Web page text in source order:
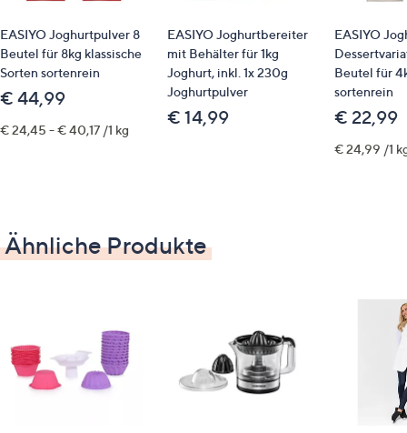
zweistufige, schonende Entsaftung
Edelstahlklinge
Pressschnecke
kompaktes Design
Maße
ca. 3,3 kg
EASIYO Joghurtpulver 8
Beutel für 8kg klassische
Sorten sortenrein
€ 44,99
€ 24,45 - € 40,17 /1 kg
EASIYO Joghurtbereiter
mit Behälter für 1kg
Joghurt, inkl. 1x 230g
Joghurtpulver
€ 14,99
EASIYO
Beutel für
sortenrein
€ 22,99
€ 24,99 /1
Ähnliche Produkte